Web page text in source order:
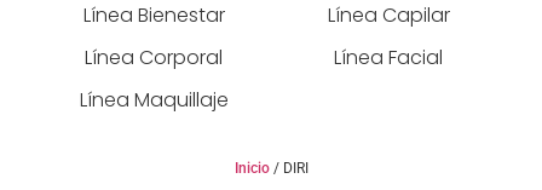
Línea Bienestar
Línea Capilar
Línea Corporal
Línea Facial
Línea Maquillaje
Inicio/ DIRI